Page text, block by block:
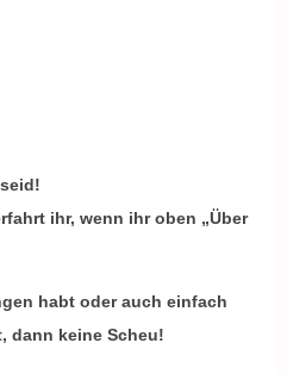
ihr, wenn ihr oben „Über
habt oder auch einfach
dann keine Scheu!